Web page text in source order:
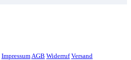
ImpressumAGB Widerruf Versand